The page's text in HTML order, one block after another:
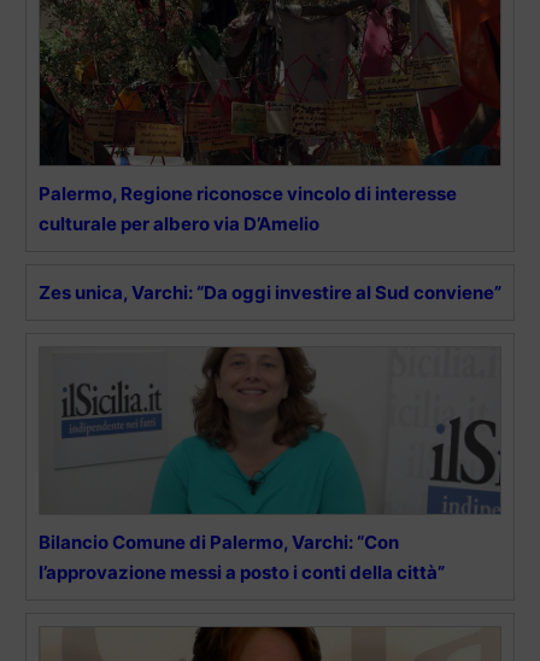
Palermo, Regione riconosce vincolo di interesse
culturale per albero via D’Amelio
Zes unica, Varchi: “Da oggi investire al Sud conviene”
Bilancio Comune di Palermo, Varchi: “Con
l’approvazione messi a posto i conti della città”